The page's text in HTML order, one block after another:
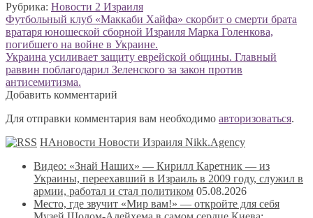
Рубрика: Новости 2 Израиля
Навигация
по
записям
Предыдущая
запись:
Футбольный клуб «Маккаби Хайфа» скорбит о смерти брата
вратаря юношеской сборной Израиля Марка Голенкова,
погибшего на войне в Украине.
Следующая
запись:
Украина усиливает защиту еврейской общины. Главный
раввин поблагодарил Зеленского за закон против
антисемитизма.
Добавить комментарий
Для отправки комментария вам необходимо авторизоваться.
НАновости Новости Израиля Nikk.Agency
Видео: «Знай Наших» — Кирилл Каретник — из
Украины, переехавший в Израиль в 2009 году, служил в
армии, работал и стал политиком 05.08.2026
Место, где звучит «Мир вам!» — откройте для себя